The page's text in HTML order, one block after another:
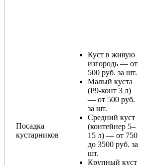
Посадка
кустарников
Куст в живую
изгородь — от
500 руб. за шт.
Малый куста
(Р9-конт 3 л)
— от 500 руб.
за шт.
Средний куст
(контейнер 5–
15 л) — от 750
до 3500 руб. за
шт.
Крупный куст